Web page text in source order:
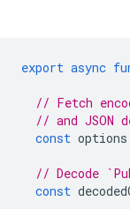
export async
// Fetch
// and JSON
const options
// Decode
const